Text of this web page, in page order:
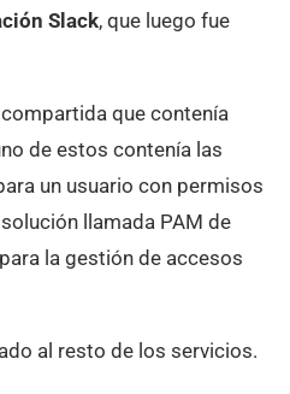
Slack, que luego fue
que contenía
de estos contenía las
un usuario con permisos
llamada PAM de
la gestión de accesos
al resto de los servicios.